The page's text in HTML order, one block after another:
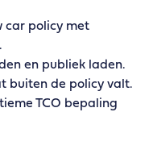
car policy met
en publiek laden.
buiten de policy valt.
TCO bepaling